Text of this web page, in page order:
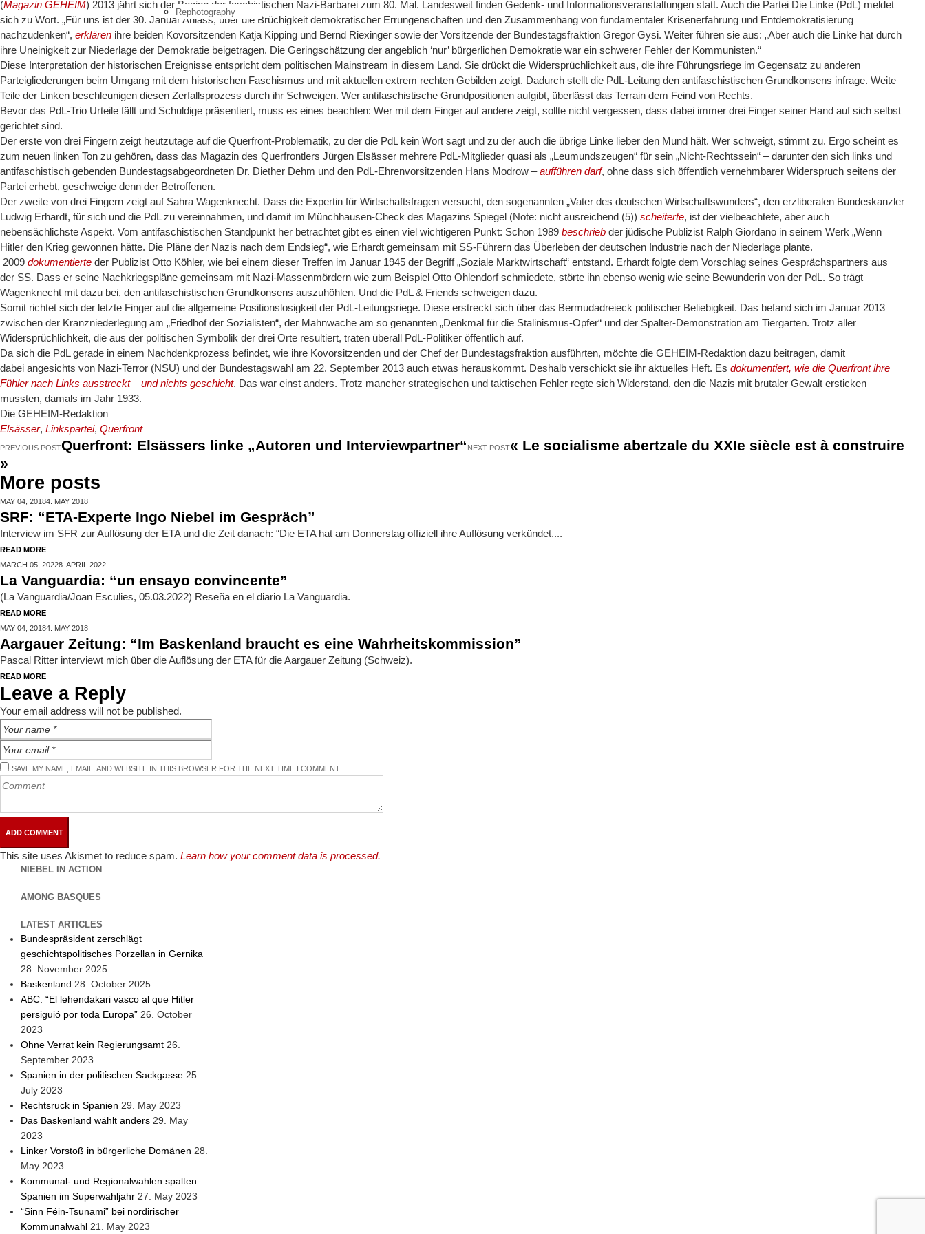
Rephotography
(Magazin GEHEIM) 2013 jährt sich der Beginn der faschistischen Nazi-Barbarei zum 80. Mal. Landesweit finden Gedenk- und Informationsveranstaltungen statt. Auch die Partei Die Linke (PdL) meldet
sich zu Wort. „Für uns ist der 30. Januar Anlass, über die Brüchigkeit demokratischer Errungenschaften und den Zusammenhang von fundamentaler Krisenerfahrung und Entdemokratisierung
nachzudenken“, erklären ihre beiden Kovorsitzenden Katja Kipping und Bernd Riexinger sowie der Vorsitzende der Bundestagsfraktion Gregor Gysi. Weiter führen sie aus: „Aber auch die Linke hat durch
ihre Uneinigkeit zur Niederlage der Demokratie beigetragen. Die Geringschätzung der angeblich ‘nur’ bürgerlichen Demokratie war ein schwerer Fehler der Kommunisten.“
Diese Interpretation der historischen Ereignisse entspricht dem politischen Mainstream in diesem Land. Sie drückt die Widersprüchlichkeit aus, die ihre Führungsriege im Gegensatz zu anderen
Parteigliederungen beim Umgang mit dem historischen Faschismus und mit aktuellen extrem rechten Gebilden zeigt. Dadurch stellt die PdL-Leitung den antifaschistischen Grundkonsens infrage. Weite
Teile der Linken beschleunigen diesen Zerfallsprozess durch ihr Schweigen. Wer antifaschistische Grundpositionen aufgibt, überlässt das Terrain dem Feind von Rechts.
Bevor das PdL-Trio Urteile fällt und Schuldige präsentiert, muss es eines beachten: Wer mit dem Finger auf andere zeigt, sollte nicht vergessen, dass dabei immer drei Finger seiner Hand auf sich selbst
gerichtet sind.
Der erste von drei Fingern zeigt heutzutage auf die Querfront-Problematik, zu der die PdL kein Wort sagt und zu der auch die übrige Linke lieber den Mund hält. Wer schweigt, stimmt zu. Ergo scheint es
zum neuen linken Ton zu gehören, dass das Magazin des Querfrontlers Jürgen Elsässer mehrere PdL-Mitglieder quasi als „Leumundszeugen“ für sein „Nicht-Rechtssein“ – darunter den sich links und
antifaschistisch gebenden Bundestagsabgeordneten Dr. Diether Dehm und den PdL-Ehrenvorsitzenden Hans Modrow –aufführen darf, ohne dass sich öffentlich vernehmbarer Widerspruch seitens der
Partei erhebt, geschweige denn der Betroffenen.
Der zweite von drei Fingern zeigt auf Sahra Wagenknecht. Dass die Expertin für Wirtschaftsfragen versucht, den sogenannten „Vater des deutschen Wirtschaftswunders“, den erzliberalen Bundeskanzler
Ludwig Erhardt, für sich und die PdL zu vereinnahmen, und damit im Münchhausen-Check des Magazins Spiegel (Note: nicht ausreichend (5)) scheiterte, ist der vielbeachtete, aber auch
nebensächlichste Aspekt. Vom antifaschistischen Standpunkt her betrachtet gibt es einen viel wichtigeren Punkt: Schon 1989 beschrieb der jüdische Publizist Ralph Giordano in seinem Werk „Wenn
Hitler den Krieg gewonnen hätte. Die Pläne der Nazis nach dem Endsieg“, wie Erhardt gemeinsam mit SS-Führern das Überleben der deutschen Industrie nach der Niederlage plante.
2009 dokumentierte der Publizist Otto Köhler, wie bei einem dieser Treffen im Januar 1945 der Begriff „Soziale Marktwirtschaft“ entstand. Erhardt folgte dem Vorschlag seines Gesprächspartners aus
der SS. Dass er seine Nachkriegspläne gemeinsam mit Nazi-Massenmördern wie zum Beispiel Otto Ohlendorf schmiedete, störte ihn ebenso wenig wie seine Bewunderin von der PdL. So trägt
Wagenknecht mit dazu bei, den antifaschistischen Grundkonsens auszuhöhlen. Und die PdL & Friends schweigen dazu.
Somit richtet sich der letzte Finger auf die allgemeine Positionslosigkeit der PdL-Leitungsriege. Diese erstreckt sich über das Bermudadreieck politischer Beliebigkeit. Das befand sich im Januar 2013
zwischen der Kranzniederlegung am „Friedhof der Sozialisten“, der Mahnwache am so genannten „Denkmal für die Stalinismus-Opfer“ und der Spalter-Demonstration am Tiergarten. Trotz aller
Widersprüchlichkeit, die aus der politischen Symbolik der drei Orte resultiert, traten überall PdL-Politiker öffentlich auf.
Da sich die PdL gerade in einem Nachdenkprozess befindet, wie ihre Kovorsitzenden und der Chef der Bundestagsfraktion ausführten, möchte die GEHEIM-Redaktion dazu beitragen, damit
dabei angesichts von Nazi-Terror (NSU) und der Bundestagswahl am 22. September 2013 auch etwas herauskommt. Deshalb verschickt sie ihr aktuelles Heft. Es dokumentiert, wie die Querfront ihre
Fühler nach Links ausstreckt – und nichts geschieht. Das war einst anders. Trotz mancher strategischen und taktischen Fehler regte sich Widerstand, den die Nazis mit brutaler Gewalt ersticken
mussten, damals im Jahr 1933.
Die GEHEIM-Redaktion
Elsässer, Linkspartei, Querfront
PREVIOUS POSTQuerfront: Elsässers linke „Autoren und Interviewpartner“ NEXT POST« Le socialisme abertzale du XXIe siècle est à construire
»
More posts
MAY 04, 20184. MAY 2018
SRF: “ETA-Experte Ingo Niebel im Gespräch”
Interview im SFR zur Auflösung der ETA und die Zeit danach: “Die ETA hat am Donnerstag offiziell ihre Auflösung verkündet....
READ MORE
MARCH 05, 20228. APRIL 2022
La Vanguardia: “un ensayo convincente”
(La Vanguardia/Joan Esculies, 05.03.2022) Reseña en el diario La Vanguardia.
READ MORE
MAY 04, 20184. MAY 2018
Aargauer Zeitung: “Im Baskenland braucht es eine Wahrheitskommission”
Pascal Ritter interviewt mich über die Auflösung der ETA für die Aargauer Zeitung (Schweiz).
READ MORE
Leave a Reply
Your email address will not be published.
SAVE MY NAME, EMAIL, AND WEBSITE IN THIS BROWSER FOR THE NEXT TIME I COMMENT.
This site uses Akismet to reduce spam. Learn how your comment data is processed.
NIEBEL IN ACTION
AMONG BASQUES
LATEST ARTICLES
Bundespräsident zerschlägt
geschichtspolitisches Porzellan in Gernika
28. November 2025
Baskenland 28. October 2025
ABC: “El lehendakari vasco al que Hitler
persiguió por toda Europa” 26. October
2023
Ohne Verrat kein Regierungsamt 26.
September 2023
Spanien in der politischen Sackgasse 25.
July 2023
Rechtsruck in Spanien 29. May 2023
Das Baskenland wählt anders 29. May
2023
Linker Vorstoß in bürgerliche Domänen 28.
May 2023
Kommunal- und Regionalwahlen spalten
Spanien im Superwahljahr 27. May 2023
“Sinn Féin-Tsunami” bei nordirischer
Kommunalwahl 21. May 2023